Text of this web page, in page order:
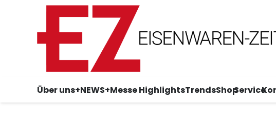
Über uns+NEWS+Messe HighlightsTrendsShopService